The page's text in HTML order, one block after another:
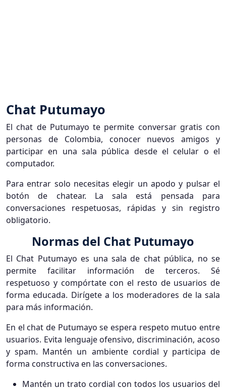
Chat Putumayo
El chat de Putumayo te permite conversar gratis con
personas de Colombia, conocer nuevos amigos y
participar en una sala pública desde el celular o el
computador.
Para entrar solo necesitas elegir un apodo y pulsar el
botón de chatear. La sala está pensada para
conversaciones respetuosas, rápidas y sin registro
obligatorio.
Normas del Chat Putumayo
El Chat Putumayo es una sala de chat pública, no se
permite facilitar información de terceros. Sé
respetuoso y compórtate con el resto de usuarios de
forma educada. Dirígete a los moderadores de la sala
para más información.
En el chat de Putumayo se espera respeto mutuo entre
usuarios. Evita lenguaje ofensivo, discriminación, acoso
y spam. Mantén un ambiente cordial y participa de
forma constructiva en las conversaciones.
Mantén un trato cordial con todos los usuarios del